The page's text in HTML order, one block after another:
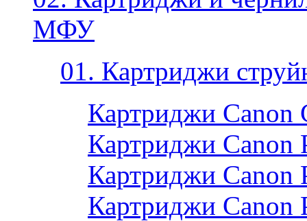
МФУ
01. Картриджи
Картриджи Canon
Картриджи Canon
Картриджи Canon
Картриджи Canon